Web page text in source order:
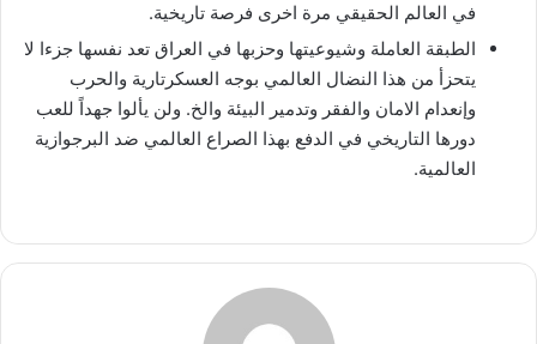
في العالم الحقيقي مرة اخرى فرصة تاريخية.
الطبقة العاملة وشيوعيتها وحزبها في العراق تعد نفسها جزءا لا
يتحزأ من هذا النضال العالمي بوجه العسكرتارية والحرب
وإنعدام الامان والفقر وتدمير البيئة والخ. ولن يألوا جهداً للعب
دورها التاريخي في الدفع بهذا الصراع العالمي ضد البرجوازية
العالمية.